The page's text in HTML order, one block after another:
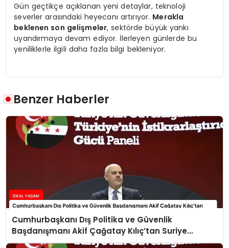
Gün geçtikçe açıklanan yeni detaylar, teknoloji
severler arasındaki heyecanı artırıyor. Merakla
beklenen son gelişmeler, sektörde büyük yankı
uyandırmaya devam ediyor. İlerleyen günlerde bu
yeniliklerle ilgili daha fazla bilgi bekleniyor.
Benzer Haberler
Cumhurbaşkanı Dış Politika ve Güvenlik
Başdanışmanı Akif Çağatay Kılıç’tan Suriye
Panelinde Önemli Açıklamalar